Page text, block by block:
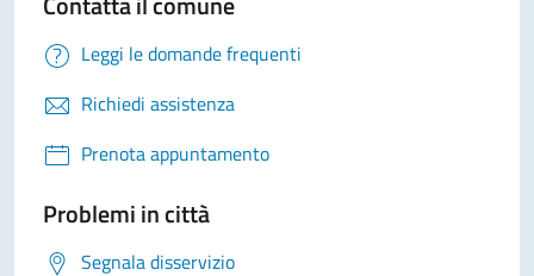
Leggi le domande frequenti
Richiedi assistenza
Prenota appuntamento
Problemi in città
Segnala disservizio